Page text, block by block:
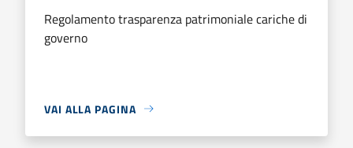
Regolamento trasparenza patrimoniale cariche di
governo
VAI ALLA PAGINA